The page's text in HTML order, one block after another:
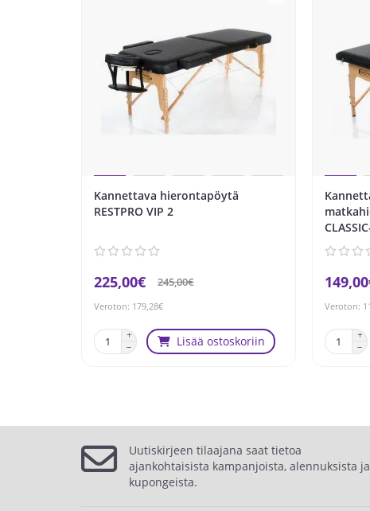
Kannettava hierontapöytä
RESTPRO VIP 2
225,00€ 245,00€
Veroton: 179,28€
Lisää ostoskoriin
Veroton:
Uutiskirjeen tilaajana saat tietoa
ajankohtaisista kampanjoista, alennuksista ja
kupongeista.